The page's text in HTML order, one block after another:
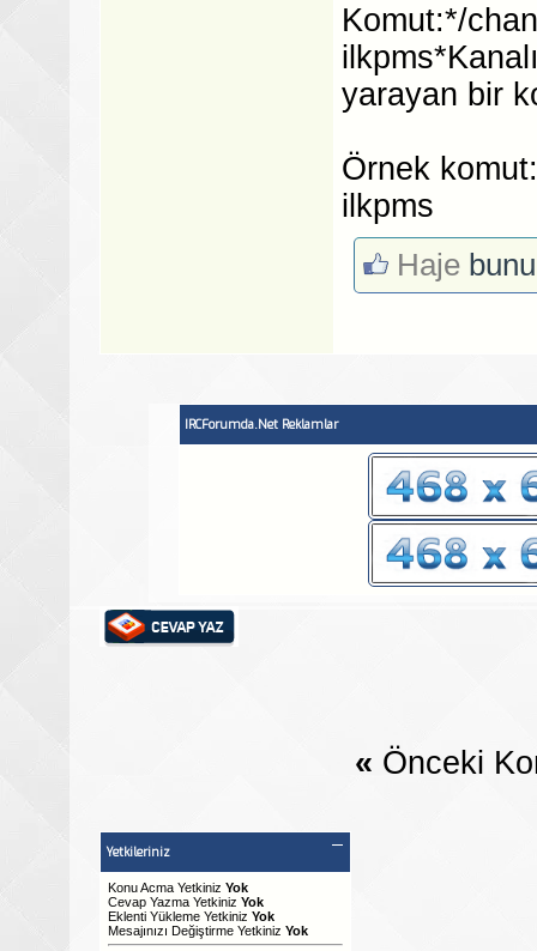
Komut:*/
yarayan bir
Örnek
ilkpms
Haje
IRCForumda.Net Reklamlar
« Önceki
Yetkileriniz
Konu Acma Yetkiniz Yok
Cevap Yazma Yetkiniz Yok
Eklenti Yükleme Yetkiniz Yok
Mesajınızı Değiştirme Yetkiniz Yok